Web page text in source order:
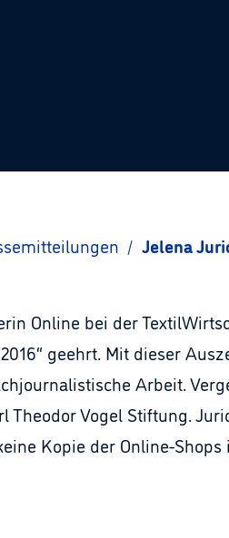
/ Jelena
Online bei der
geehrt. Mit dieser
Arbeit.
Theodor Vogel Stiftung.
Kopie der Online-